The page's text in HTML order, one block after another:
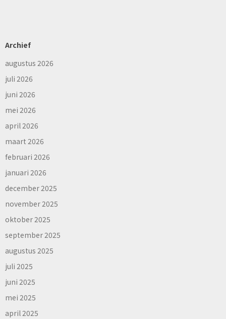
Archief
augustus 2026
juli 2026
juni 2026
mei 2026
april 2026
maart 2026
februari 2026
januari 2026
december 2025
november 2025
oktober 2025
september 2025
augustus 2025
juli 2025
juni 2025
mei 2025
april 2025